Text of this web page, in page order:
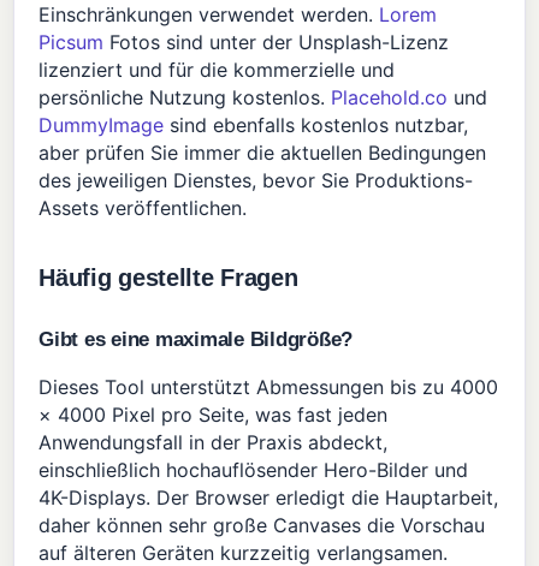
Einschränkungen verwendet werden. Lorem
Picsum Fotos sind unter der Unsplash-Lizenz
lizenziert und für die kommerzielle und
persönliche Nutzung kostenlos. Placehold.co und
DummyImage sind ebenfalls kostenlos nutzbar,
aber prüfen Sie immer die aktuellen Bedingungen
des jeweiligen Dienstes, bevor Sie Produktions-
Assets veröffentlichen.
Häufig gestellte Fragen
Gibt es eine maximale Bildgröße?
Dieses Tool unterstützt Abmessungen bis zu 4000
× 4000 Pixel pro Seite, was fast jeden
Anwendungsfall in der Praxis abdeckt,
einschließlich hochauflösender Hero-Bilder und
4K-Displays. Der Browser erledigt die Hauptarbeit,
daher können sehr große Canvases die Vorschau
auf älteren Geräten kurzzeitig verlangsamen.